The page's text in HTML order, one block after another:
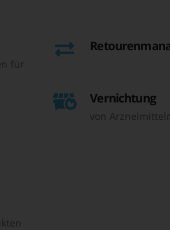
für
Vernichtung
von